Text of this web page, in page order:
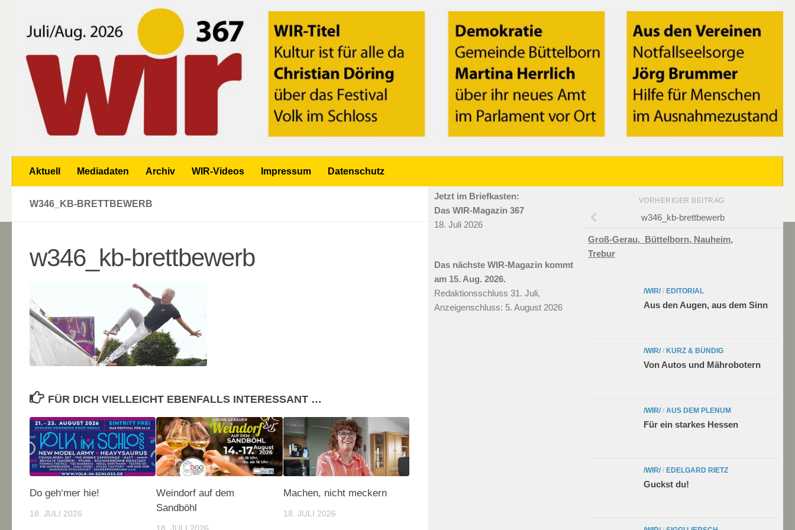
Aktuell Mediadaten Archiv WIR-Videos Impressum Datenschutz
W346_KB-BRETTBEWERB
w346_kb-brettbewerb
FÜR DICH VIELLEICHT EBENFALLS INTERESSANT …
Do geh‘mer hie!
18. JULI 2026
Weindorf auf dem
Sandböhl
Machen, nicht meckern
18. JULI 2026
VORHERIGER BEITRAG
w346_kb-brettbewerb
Groß-Gerau, Büttelborn, Nauheim,
Trebur
/WIR/ / EDITORIAL
Aus den Augen, aus dem Sinn
/WIR/ / KURZ & BÜNDIG
Von Autos und Mährobotern
/WIR/ / AUS DEM PLENUM
Für ein starkes Hessen
/WIR/ / EDELGARD RIETZ
Guckst du!
Jetzt im Briefkasten:
Das WIR-Magazin 367
18. Juli 2026
Das nächste WIR-Magazin kommt
am 15. Aug. 2026.
Redaktionsschluss 31. Juli,
Anzeigenschluss: 5. August 2026